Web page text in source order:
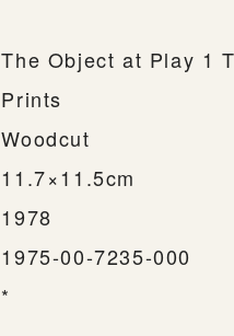
The Object at Play 1
Prints
Woodcut
11.7×11.5cm
1978
1975-00-7235-000
*